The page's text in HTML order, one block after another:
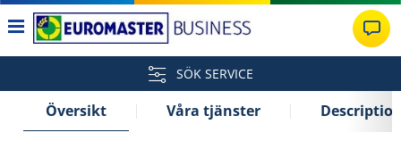
SÖK SERVICE
Översikt Våra tjänster